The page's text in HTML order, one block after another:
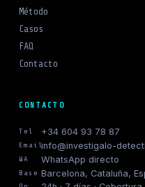
Método
Casos
FAQ
Contacto
CONTACTO
Tel +34 604 93 78 87
Emailinfo@investigalo-
WA WhatsApp directo
Base Barcelona, Cataluña,